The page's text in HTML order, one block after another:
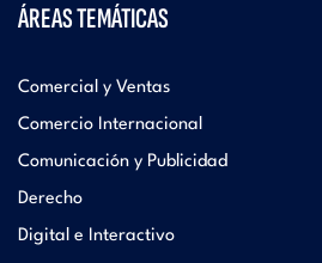
ÁREAS TEMÁTICAS
Comercial y Ventas
Comercio Internacional
Comunicación y Publicidad
Derecho
Digital e Interactivo